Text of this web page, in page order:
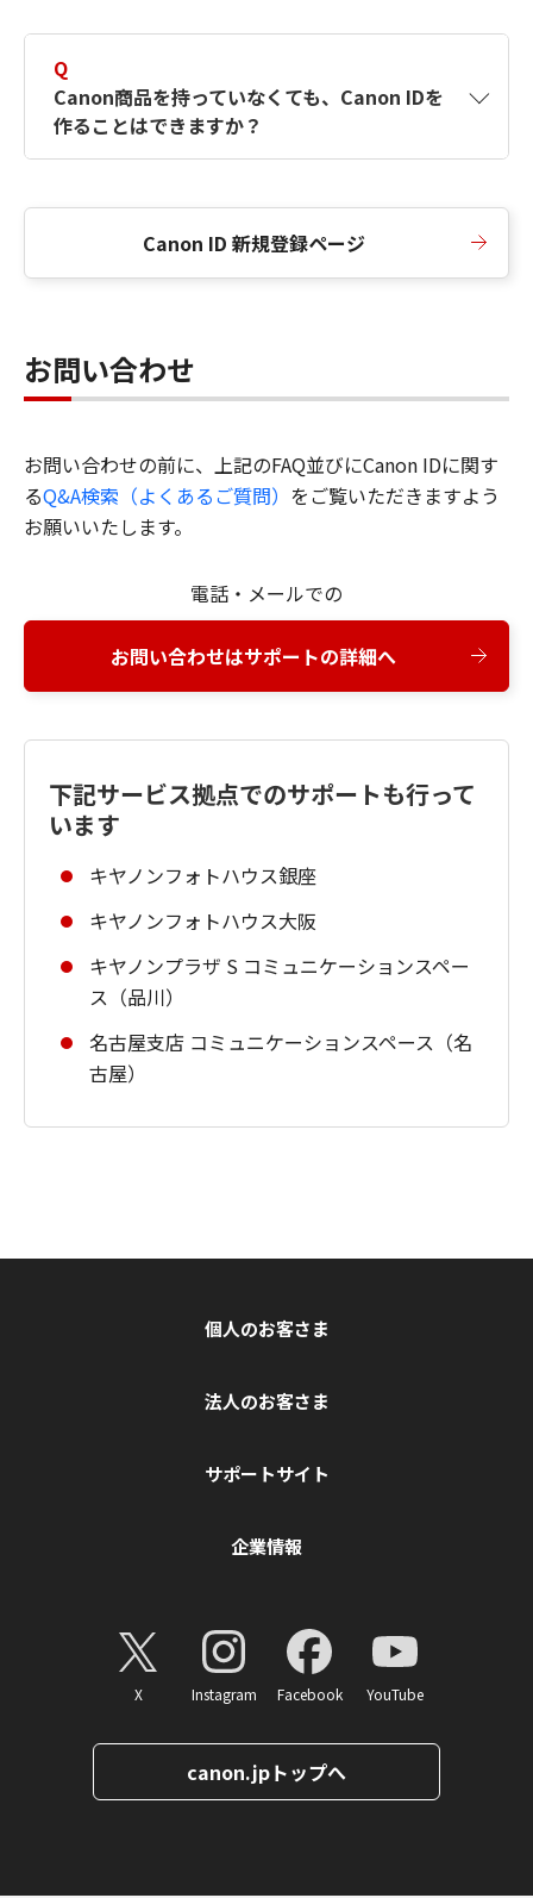
Q
Canon商品を持っていなくても、Canon IDを
作ることはできますか？
Canon ID 新規登録ページ
お問い合わせ
お問い合わせの前に、上記のFAQ並びにCanon IDに関す
るQ&A検索（よくあるご質問） をご覧いただきますよう
お願いいたします。
電話・メールでの
お問い合わせはサポートの詳細へ
下記サービス拠点でのサポートも行って
います
キヤノンフォトハウス銀座
キヤノンフォトハウス大阪
キヤノンプラザ S コミュニケーションスペー
ス（品川）
名古屋支店 コミュニケーションスペース（名
古屋）
個人のお客さま
法人のお客さま
サポートサイト
企業情報
X Instagram Facebook YouTube
canon.jpトップへ